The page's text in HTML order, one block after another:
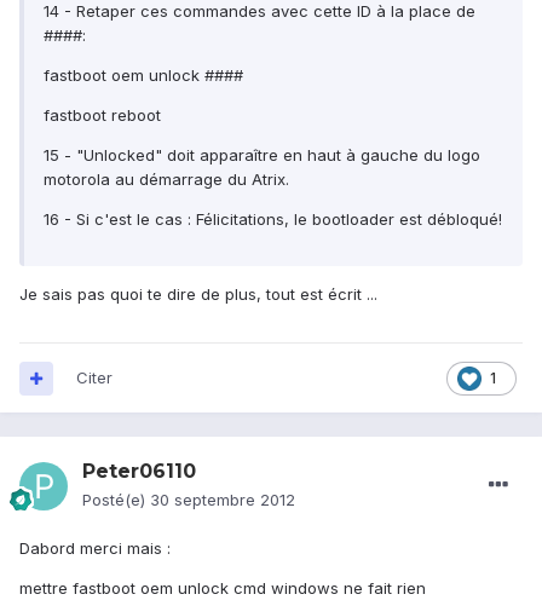
14 - Retaper ces commandes avec cette ID à la place de
####:
fastboot oem unlock ####
fastboot reboot
15 - "Unlocked" doit apparaître en haut à gauche du logo
motorola au démarrage du Atrix.
16 - Si c'est le cas : Félicitations, le bootloader est débloqué!
Je sais pas quoi te dire de plus, tout est écrit ...
1
Citer
Peter06110
Posté(e) 30 septembre 2012
Dabord merci mais :
mettre fastboot oem unlock cmd windows ne fait rien